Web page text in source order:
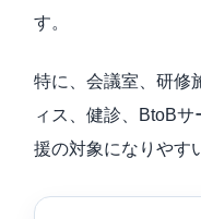
す。
特に、会議室、研修
ィス、健診、BtoB
援の対象になりやす